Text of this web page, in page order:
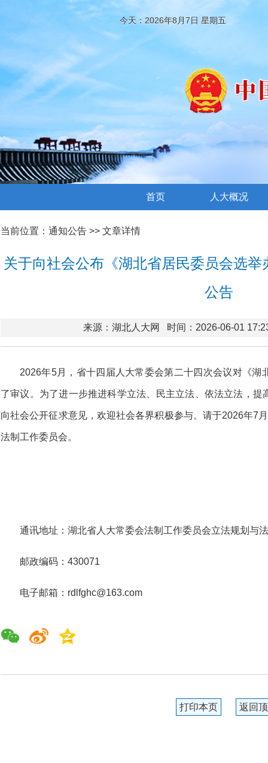
今天：2026年8月7日 星期五
首页 人大概况
当前位置： 通知公告 >> 文章详情
关于向社会公布《湖北省居民委员会选
公告
来源：湖北人大网 时间：2026-06-01
2026年5月，省十四届人大常委会第二十四次会议对《湖
了审议。为了进一步推进科学立法、民主立法、依法立法，
向社会公开征求意见，欢迎社会各界积极参与。请于2026年7
法制工作委员会。
通讯地址：湖北省人大常委会法制工作委员会立法规划与
邮政编码：430071
电子邮箱：rdlfghc@163.com
打印本页 返回